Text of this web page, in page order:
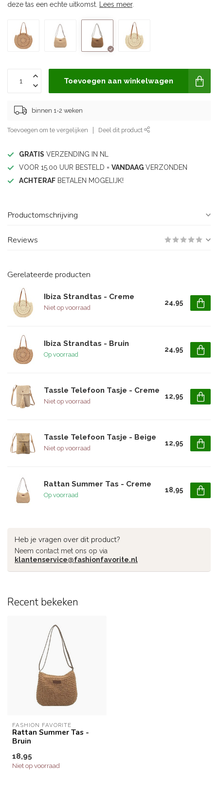
deze tas een echte uitkomst.
Lees meer.
Toevoegen aan winkelwagen
binnen 1-2 weken
Toevoegen om te vergelijken Deel dit product
GRATIS VERZENDING IN NL
VOOR 15.00 UUR BESTELD = VANDAAG VERZONDEN
ACHTERAF BETALEN MOGELIJK!
Productomschrijving
Reviews
Gerelateerde producten
Ibiza Strandtas - Creme
Niet op voorraad
24,95
Ibiza Strandtas - Bruin
Op voorraad
24,95
Tassle Telefoon Tasje - Creme
Niet op voorraad
12,95
Tassle Telefoon Tasje - Beige
Niet op voorraad
12,95
Rattan Summer Tas - Creme
Op voorraad
18,95
Heb je vragen over dit product?
Neem contact met ons op via
klantenservice@fashionfavorite.nl
Recent bekeken
FASHION FAVORITE
Rattan Summer Tas -
Bruin
18,95
Niet op voorraad